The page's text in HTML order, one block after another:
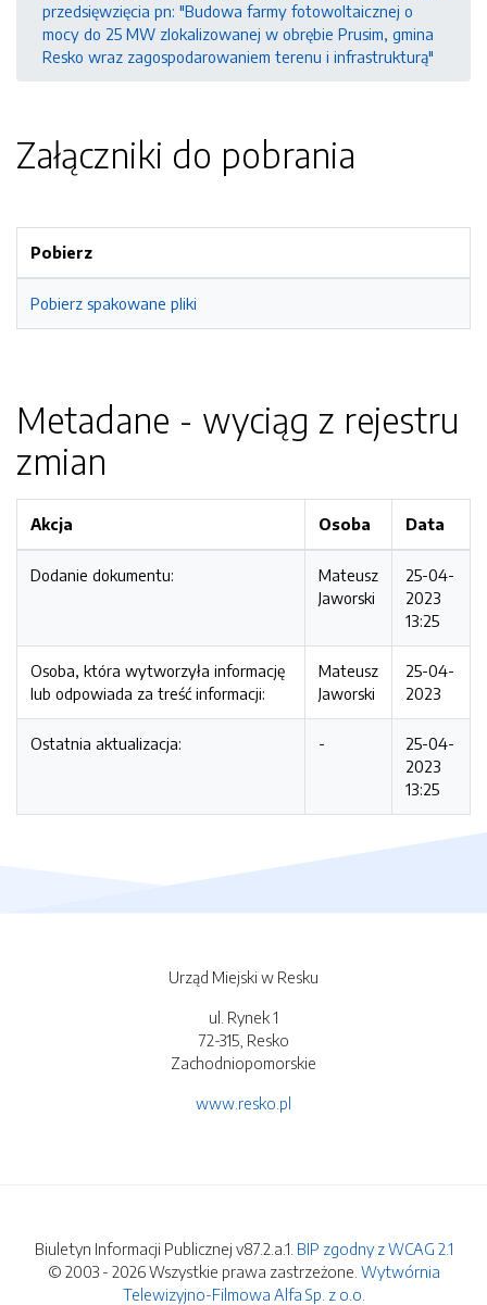
przedsięwzięcia pn: "Budowa farmy fotowoltaicznej o
mocy do 25 MW zlokalizowanej w obrębie Prusim, gmina
Resko wraz zagospodarowaniem terenu i infrastrukturą"
Załączniki do pobrania
Pobierz
Pobierz spakowane pliki
Metadane - wyciąg z rejestru
zmian
Akcja Osoba Data
Dodanie dokumentu:
Mateusz
Jaworski
25-04-
2023
13:25
Osoba, która wytworzyła informację
lub odpowiada za treść informacji:
Mateusz
Jaworski
25-04-
2023
Ostatnia aktualizacja: -
25-04-
2023
13:25
Urząd Miejski w Resku
ul. Rynek 1
72-315, Resko
Zachodniopomorskie
www.resko.pl
Biuletyn Informacji Publicznej v87.2.a.1. BIP zgodny z WCAG 2.1
© 2003 - 2026 Wszystkie prawa zastrzeżone. Wytwórnia
Telewizyjno-Filmowa Alfa Sp. z o.o.